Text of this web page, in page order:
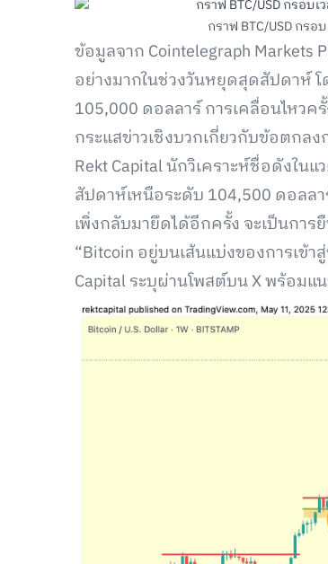
กราฟ BTC/USD กรอ
ข้อมูลจาก Cointelegraph Markets
อย่างมากในช่วงวันหยุดสุดสัปดาห์
105,000 ดอลลาร์ การเคลื่อนไหว
กระแสข่าวเชิงบวกเกี่ยวกับข้อตกล
Rekt Capital นักวิเคราะห์ชื่อดังในแ
สัปดาห์เหนือระดับ 104,500 ดอลล
เพิ่งกลับมายึดได้อีกครั้ง จะเป็นกา
“Bitcoin อยู่บนเส้นแบ่งของการเข้า
Capital ระบุผ่านโพสต์บน X พร้อมแ